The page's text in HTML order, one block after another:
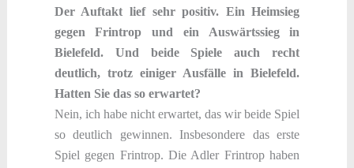
Der Auftakt lief sehr positiv. Ein Heimsieg
gegen Frintrop und ein Auswärtssieg in
Bielefeld. Und beide Spiele auch recht
deutlich, trotz einiger Ausfälle in Bielefeld.
Hatten Sie das so erwartet?
Nein, ich habe nicht erwartet, das wir beide Spiel
so deutlich gewinnen. Insbesondere das erste
Spiel gegen Frintrop. Die Adler Frintrop haben